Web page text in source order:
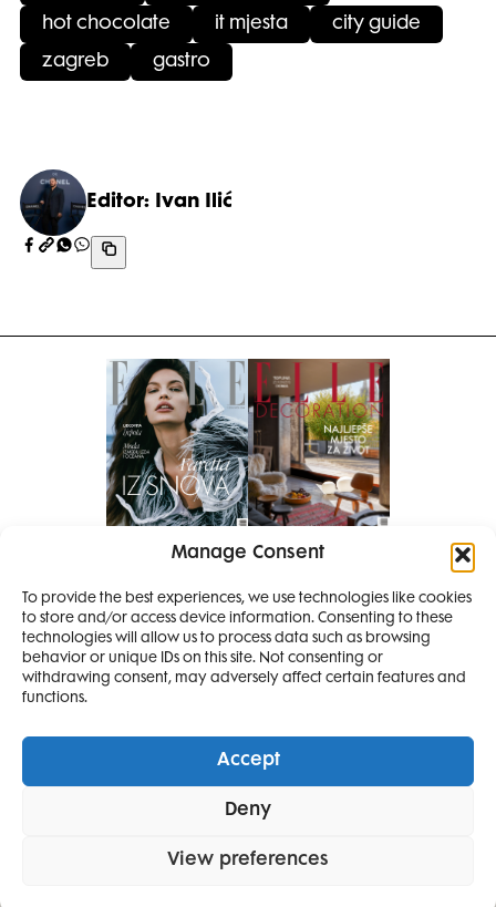
Manage Consent
To provide the best experiences, we use technologies like cookies
to store and/or access device information. Consenting to these
technologies will allow us to process data such as browsing
behavior or unique IDs on this site. Not consenting or
withdrawing consent, may adversely affect certain features and
functions.
Accept
Deny
View preferences
hot chocolate it mjesta city guide
zagreb gastro
Editor: Ivan Ilić
Pretplati se na časopis
PRETPLATITE SE
Elle ProjectsElle Beauty AwardsElle Style Awards
LifestyleDecoration
SMANJI
4 IZDANJA
I 2 IZDANJA ELLE
DECORATIONA +
POKLON
SAMO